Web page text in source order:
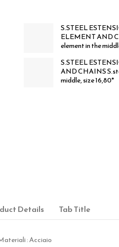
S.STEEL
ELEMENT AND
element in the
S.STEEL
AND CHAINS
middle, size 16,80*
Details Tab Title
: Acciaio